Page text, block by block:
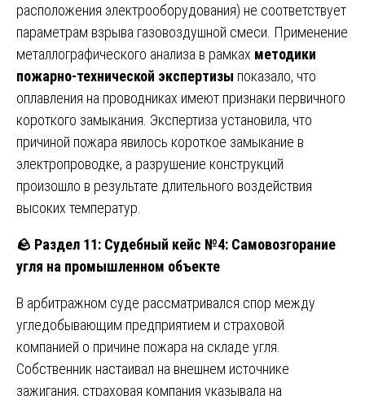
расположения электрооборудования) не соответствует
параметрам взрыва газовоздушной смеси. Применение
металлографического анализа в рамках методики
пожарно-технической экспертизы показало, что
оплавления на проводниках имеют признаки первичного
короткого замыкания. Экспертиза установила, что
причиной пожара явилось короткое замыкание в
электропроводке, а разрушение конструкций
произошло в результате длительного воздействия
высоких температур.
🪨 Раздел 11: Судебный кейс №4: Самовозгорание
угля на промышленном объекте
В арбитражном суде рассматривался спор между
угледобывающим предприятием и страховой
компанией о причине пожара на складе угля.
Собственник настаивал на внешнем источнике
зажигания, страховая компания указывала на